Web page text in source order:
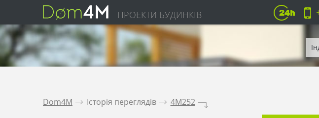
ПРОЕКТИ БУДИНКІВ
Dom4M . Історія переглядів . 4M252 .